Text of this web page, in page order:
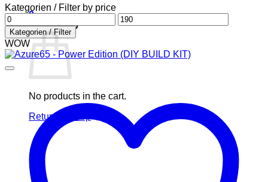
0
Warenkorb
No products in the cart.
Return to shop
Kategorien / Filter by price
Min
price
Max
price
Kategorien / Filter
WOW